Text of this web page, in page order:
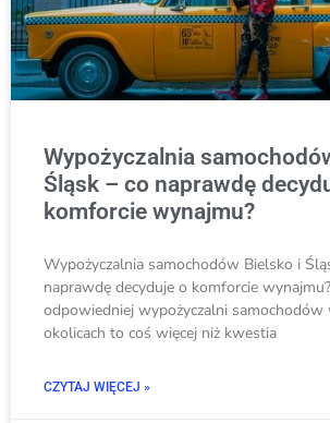
Wypożyczalnia
Śląsk – co naprawdę
komforcie wynajmu?
Wypożyczalnia samochodów Bielsko i
naprawdę decyduje o komforcie
odpowiedniej wypożyczalni samochodów
okolicach to coś więcej niż kwestia
CZYTAJ WIĘCEJ »